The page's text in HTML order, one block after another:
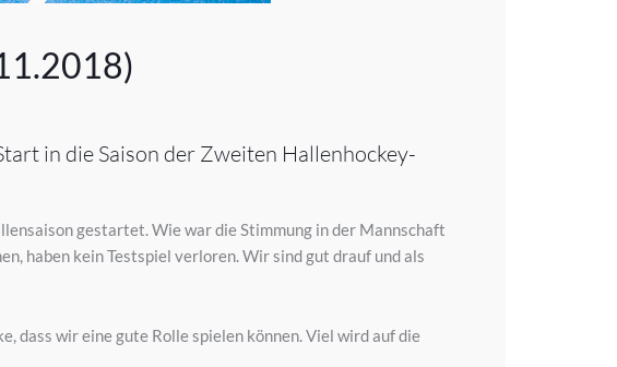
in die Saison der Zweiten Hallenhockey-
gestartet. Wie war die Stimmung in der Mannschaft
haben kein Testspiel verloren. Wir sind gut drauf und als
dass wir eine gute Rolle spielen können. Viel wird auf die